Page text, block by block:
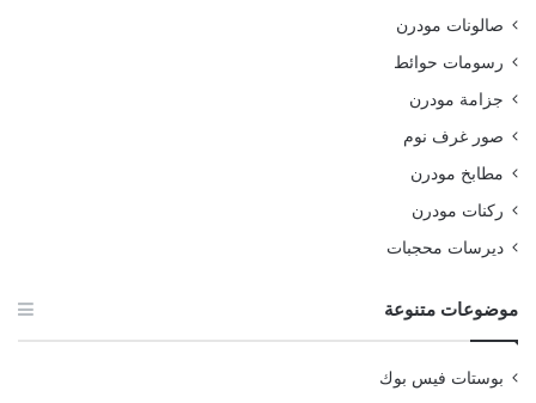
صالونات مودرن
رسومات حوائط
جزامة مودرن
صور غرف نوم
مطابخ مودرن
ركنات مودرن
ديرسات محجبات
موضوعات متنوعة
بوستات فيس بوك